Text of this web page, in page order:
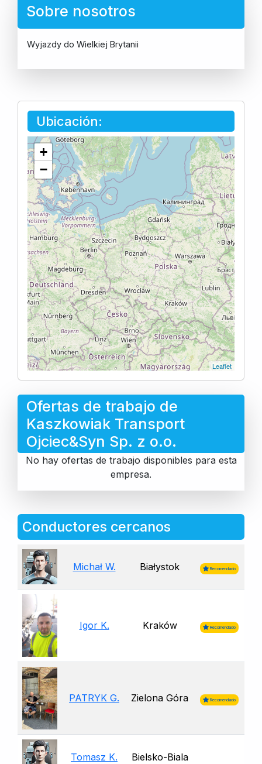
Sobre nosotros
Wyjazdy do Wielkiej Brytanii
Ubicación:
+
−
Leaflet
Ofertas de trabajo de
Kaszkowiak Transport
Ojciec&Syn Sp. z o.o.
No hay ofertas de trabajo disponibles para esta
empresa.
Conductores cercanos
Michał W. Białystok Recomendado
Igor K. Kraków Recomendado
PATRYK G. Zielona Góra Recomendado
Tomasz K. Bielsko-Biala